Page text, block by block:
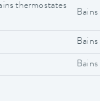
thermostates
Bains
Bains
Bains